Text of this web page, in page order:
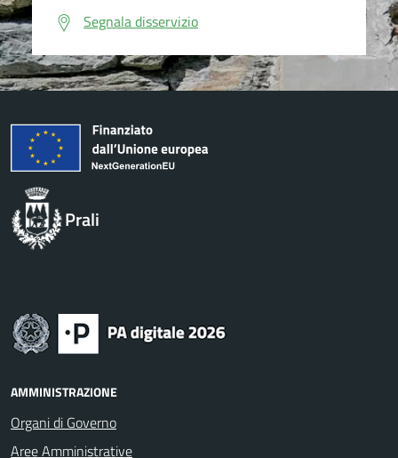
Segnala disservizio
Prali
AMMINISTRAZIONE
Organi di Governo
Aree Amministrative